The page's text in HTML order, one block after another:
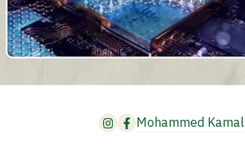
Mohammed Kamal